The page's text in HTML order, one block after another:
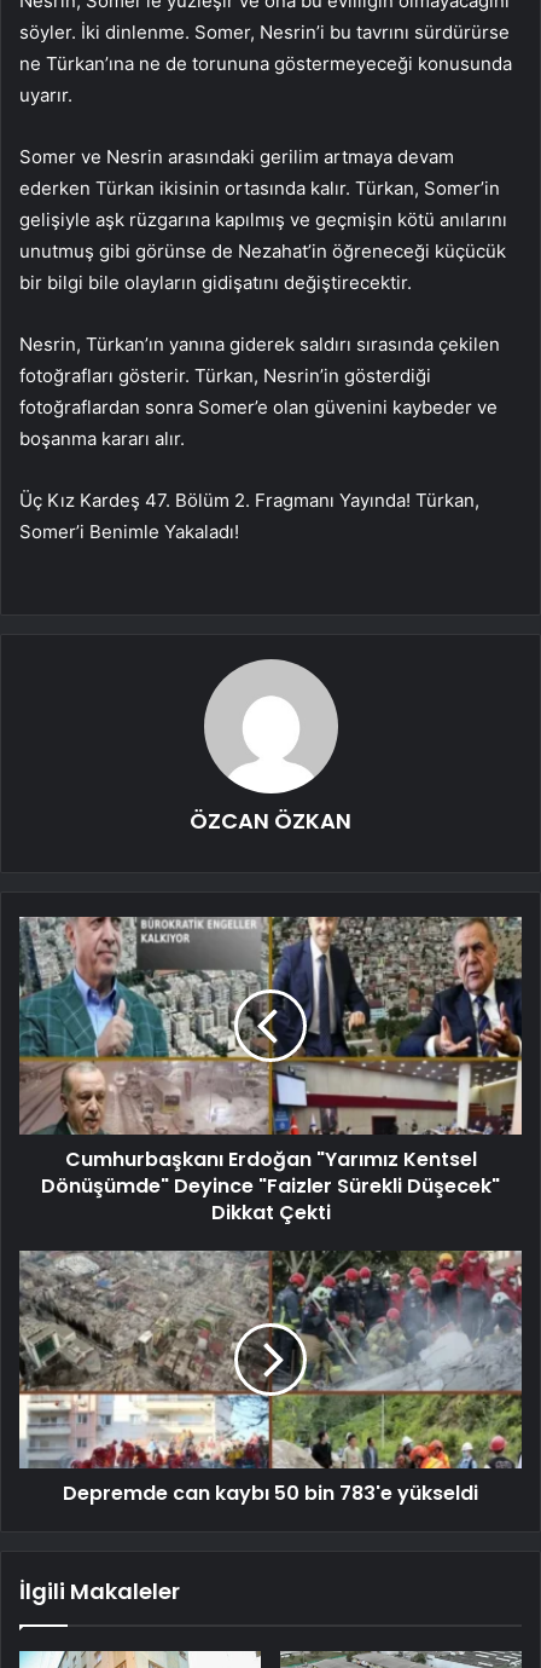
söyler. İki dinlenme. Somer, Nesrin’i bu tavrını sürdürürse
ne Türkan’ına ne de torununa göstermeyeceği konusunda
uyarır.
Somer ve Nesrin arasındaki gerilim artmaya devam
ederken Türkan ikisinin ortasında kalır. Türkan, Somer’in
gelişiyle aşk rüzgarına kapılmış ve geçmişin kötü anılarını
unutmuş gibi görünse de Nezahat’in öğreneceği küçücük
bir bilgi bile olayların gidişatını değiştirecektir.
Nesrin, Türkan’ın yanına giderek saldırı sırasında çekilen
fotoğrafları gösterir. Türkan, Nesrin’in gösterdiği
fotoğraflardan sonra Somer’e olan güvenini kaybeder ve
boşanma kararı alır.
Üç Kız Kardeş 47. Bölüm 2. Fragmanı Yayında! Türkan,
Somer’i Benimle Yakaladı!
ÖZCAN ÖZKAN
Cumhurbaşkanı Erdoğan "Yarımız Kentsel
Dönüşümde" Deyince "Faizler Sürekli Düşecek"
Dikkat Çekti
Depremde can kaybı 50 bin 783'e yükseldi
İlgili Makaleler